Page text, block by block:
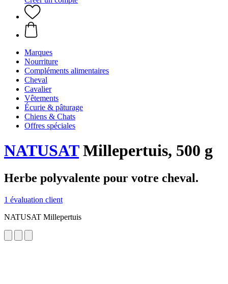
Marques
Nourriture
Compléments alimentaires
Cheval
Cavalier
Vêtements
Écurie & pâturage
Chiens & Chats
Offres spéciales
NATUSATMillepertuis, 500 g
Herbe polyvalente pour votre cheval.
1 évaluation client
NATUSAT Millepertuis